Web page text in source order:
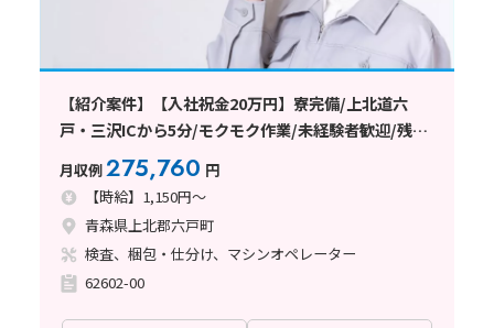
【紹介案件】【入社祝金20万円】寮完備/上北道六
戸・三沢ICから5分/モクモク作業/未経験者歓迎/残業
ができない方も相談OK
月収例275,760 円
【時給】1,150円～
青森県上北郡六戸町
検査、梱包・仕分け、マシンオペレーター
62602-00